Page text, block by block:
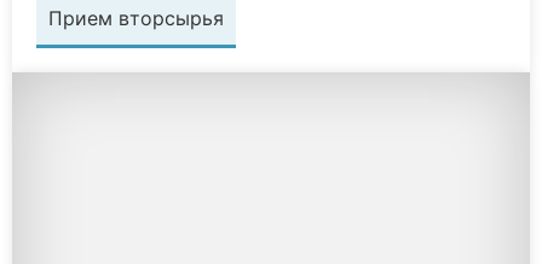
Прием вторсырья